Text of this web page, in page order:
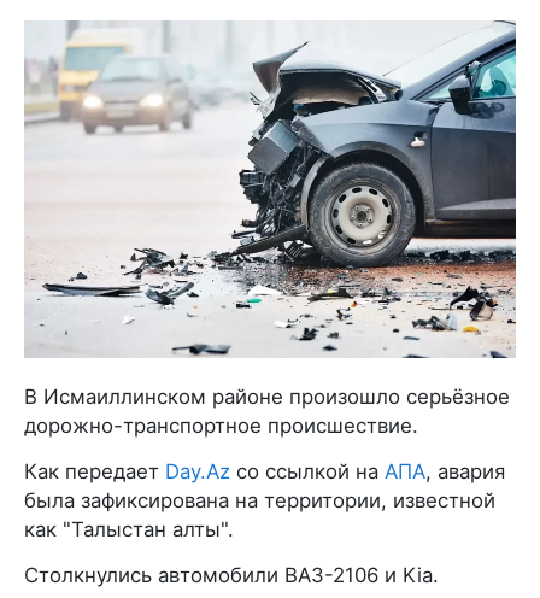
В Исмаиллинском районе произошло серьёзное
дорожно-транспортное происшествие.
Как передает Day.Az со ссылкой на АПА, авария
была зафиксирована на территории, известной
как "Талыстан алты".
Столкнулись автомобили ВАЗ-2106 и Kia.